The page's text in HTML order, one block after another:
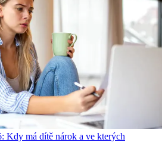
Kdy má dítě nárok a ve kterých